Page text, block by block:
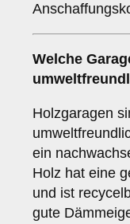
Welche
Holzgaragen
ein
Holz hat eine
und ist
gute